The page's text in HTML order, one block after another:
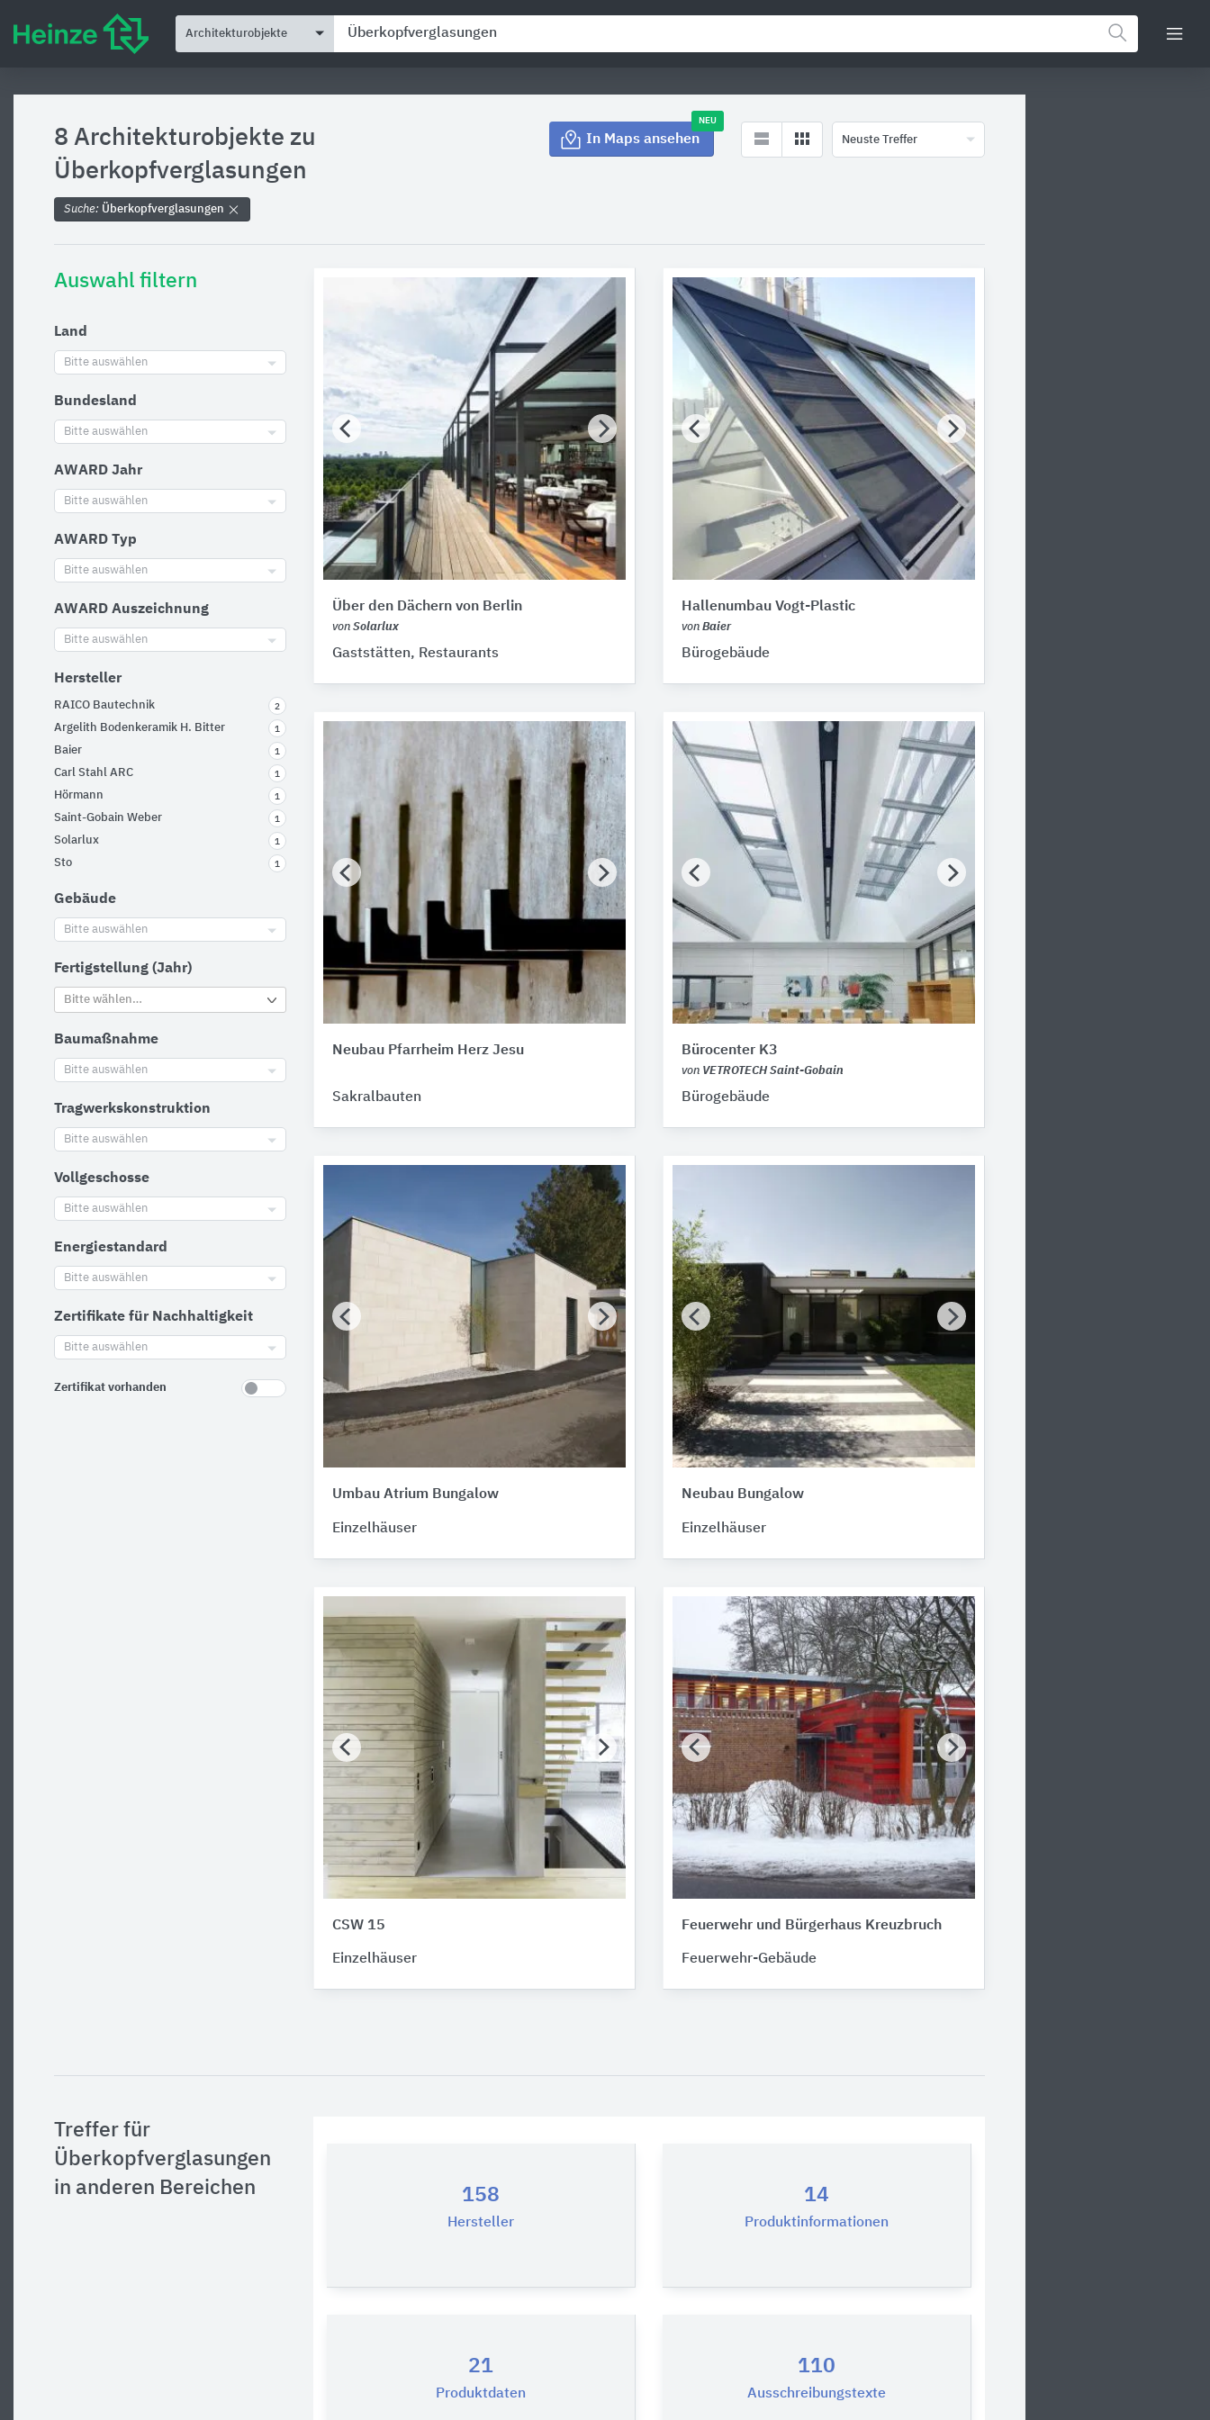
Architekturobjekte
8 Architekturobjekte zu
Überkopfverglasungen
In Maps ansehen
NEU
Neuste Treffer
Suche: Überkopfverglasungen
Auswahl filtern
Land
Bitte auswählen
Bundesland
Bitte auswählen
AWARD Jahr
Bitte auswählen
AWARD Typ
Bitte auswählen
AWARD Auszeichnung
Bitte auswählen
Hersteller
RAICO Bautechnik 2
Argelith Bodenkeramik H. Bitter 1
Baier 1
Carl Stahl ARC 1
Hörmann 1
Saint-Gobain Weber 1
Solarlux 1
Sto 1
Gebäude
Bitte auswählen
Fertigstellung (Jahr)
Bitte wählen…
Baumaßnahme
Bitte auswählen
Tragwerkskonstruktion
Bitte auswählen
Vollgeschosse
Bitte auswählen
Energiestandard
Bitte auswählen
Zertifikate für Nachhaltigkeit
Bitte auswählen
Zertifikat vorhanden
Über den Dächern von Berlin
von Solarlux
Gaststätten, Restaurants
Hallenumbau Vogt-Plastic
von Baier
Bürogebäude
Neubau Pfarrheim Herz Jesu
Sakralbauten
Bürocenter K3
von VETROTECH Saint-Gobain
Bürogebäude
Umbau Atrium Bungalow
Einzelhäuser
Neubau Bungalow
Einzelhäuser
CSW 15
Einzelhäuser
Feuerwehr und Bürgerhaus Kreuzbruch
Feuerwehr-Gebäude
Treffer für
Überkopfverglasungen
in anderen Bereichen
158
Hersteller
14
Produktinformationen
21
Produktdaten
110
Ausschreibungstexte